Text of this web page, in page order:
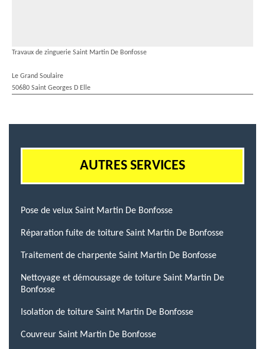
Travaux de zinguerie Saint Martin De Bonfosse
Le Grand Soulaire
50680 Saint Georges D Elle
AUTRES SERVICES
Pose de velux Saint Martin De Bonfosse
Réparation fuite de toiture Saint Martin De Bonfosse
Traitement de charpente Saint Martin De Bonfosse
Nettoyage et démoussage de toiture Saint Martin De
Bonfosse
Isolation de toiture Saint Martin De Bonfosse
Couvreur Saint Martin De Bonfosse